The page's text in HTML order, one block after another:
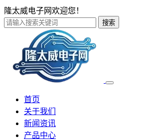
隆太威电子网欢迎您！
搜索
首页
关于我们
新闻资讯
产品中心